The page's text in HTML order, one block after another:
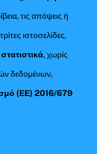
τις απόψεις ή
ιστοσελίδες.
, χωρίς
δεδομένων,
(ΕΕ) 2016/679